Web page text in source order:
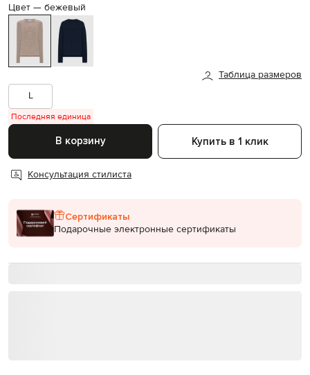
Цвет — бежевый
Таблица размеров
L
Последняя единица
В корзину Купить в 1 клик
Консультация стилиста
Сертификаты
Подарочные электронные сертификаты